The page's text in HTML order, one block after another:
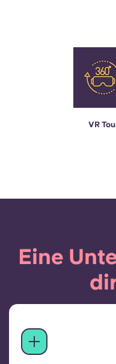
VR
Eine